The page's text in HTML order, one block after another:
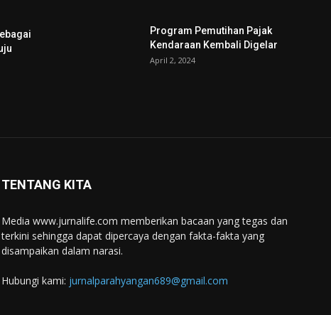
Program Pemutihan Pajak
Kendaraan Kembali Digelar
April 2, 2024
TENTANG KITA
Media www.jurnalife.com memberikan bacaan yang tegas dan
terkini sehingga dapat dipercaya dengan fakta-fakta yang
disampaikan dalam narasi.
Hubungi kami: jurnalparahyangan689@gmail.com